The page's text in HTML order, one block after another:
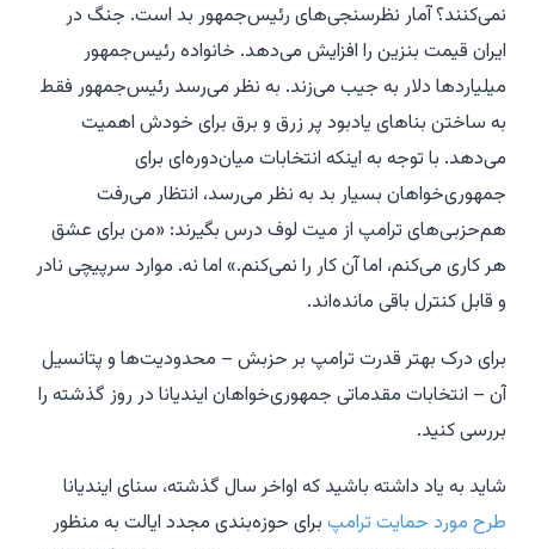
نمی‌کنند؟ آمار نظرسنجی‌های رئیس‌جمهور بد است. جنگ در
ایران قیمت بنزین را افزایش می‌دهد. خانواده رئیس‌جمهور
میلیاردها دلار به جیب می‌زند. به نظر می‌رسد رئیس‌جمهور فقط
به ساختن بناهای یادبود پر زرق و برق برای خودش اهمیت
می‌دهد. با توجه به اینکه انتخابات میان‌دوره‌ای برای
جمهوری‌خواهان بسیار بد به نظر می‌رسد، انتظار می‌رفت
هم‌حزبی‌های ترامپ از میت لوف درس بگیرند: «من برای عشق
هر کاری می‌کنم، اما آن کار را نمی‌کنم.» اما نه. موارد سرپیچی نادر
و قابل کنترل باقی مانده‌اند.
برای درک بهتر قدرت ترامپ بر حزبش – محدودیت‌ها و پتانسیل
آن – انتخابات مقدماتی جمهوری‌خواهان ایندیانا در روز گذشته را
بررسی کنید.
شاید به یاد داشته باشید که اواخر سال گذشته، سنای ایندیانا
طرح مورد حمایت ترامپ برای حوزه‌بندی مجدد ایالت به منظور